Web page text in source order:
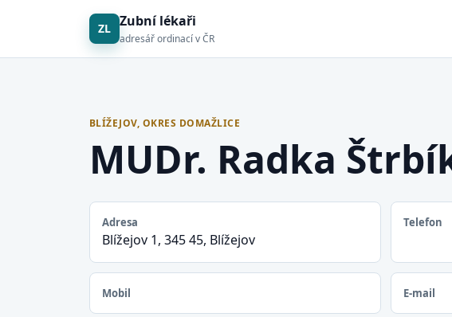
ZL Zubní lékaři
adresář ordinací v ČR
BLÍŽEJOV, OKRES DOMAŽLICE
MUDr. Radka
Adresa
Blížejov 1, 345 45, Blížejov
Telefon
Mobil E-mail